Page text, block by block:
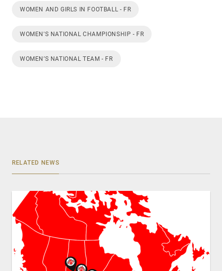
WOMEN AND GIRLS IN FOOTBALL - FR
WOMEN'S NATIONAL CHAMPIONSHIP - FR
WOMEN’S NATIONAL TEAM - FR
RELATED NEWS